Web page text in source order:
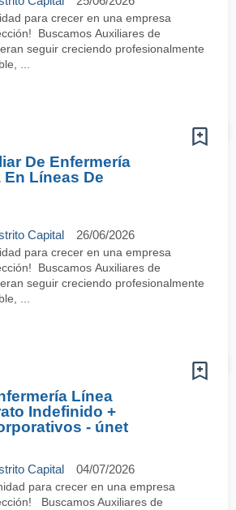
para crecer en una empresa
Buscamos Auxiliares de
seguir creciendo profesionalmente
...
De Enfermería
Líneas De
Capital 26/06/2026
para crecer en una empresa
Buscamos Auxiliares de
seguir creciendo profesionalmente
...
Línea
Indefinido +
- únet
Capital 04/07/2026
para crecer en una empresa
Buscamos Auxiliares de